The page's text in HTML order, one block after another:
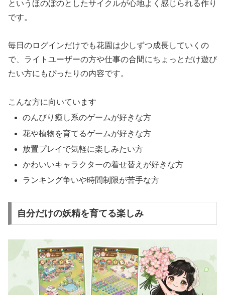
というほのぼのとしたサイクルが心地よく感じられる作り
です。
毎日のログインだけでも花園は少しずつ成長していくの
で、ライトユーザーの方や仕事の合間にちょっとだけ遊び
たい方にもぴったりの内容です。
こんな方に向いています
のんびり癒し系のゲームが好きな方
花や植物を育てるゲームが好きな方
放置プレイで気軽に楽しみたい方
かわいいキャラクターの着せ替えが好きな方
ランキング争いや時間制限が苦手な方
自分だけの妖精を育てる楽しみ